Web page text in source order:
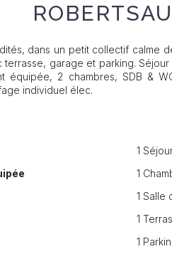
dans un petit collectif calme
garage et parking.
équipée, 2 chambres, SDB &
individuel élec.
1
1
1 Salle
1
1